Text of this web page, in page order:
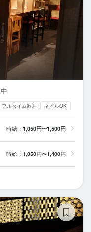
フルタイム歓迎 ネイルOK
時給： 1,050円〜1,500円
時給： 1,050円〜1,400円